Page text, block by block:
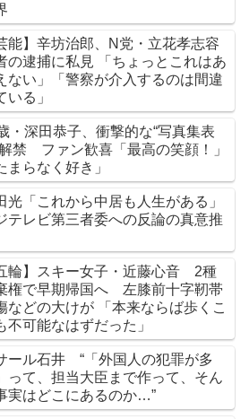
能】辛坊治郎、N党・立花孝志容
の逮捕に私見 「ちょっとこれはあ
ない」「警察が介入するのは間違
いる」
・深田恭子、衝撃的な“写真集表
禁 ファン歓喜「最高の笑顔！」
まらなく好き」
光「これから中居も人生がある」
テレビ第三者委への反論の真意推
輪】スキー女子・近藤心音 2種
権で早期帰国へ 左膝前十字靭帯
などの大けが 「本来ならば歩くこ
不可能なはずだった」
ール石井 “「外国人の犯罪が多
って、担当大臣まで作って、そん
実はどこにあるのか…”